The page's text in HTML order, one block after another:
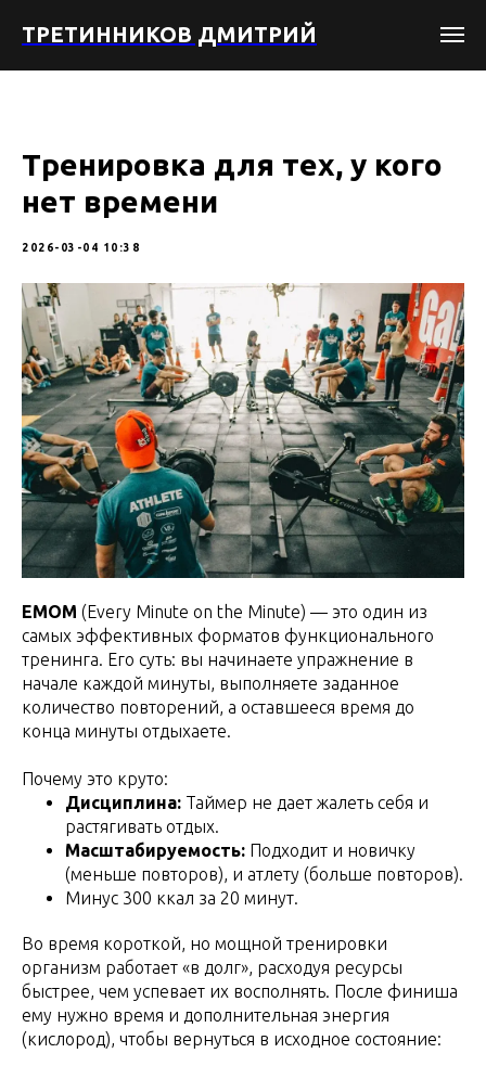
ТРЕТИННИКОВ ДМИТРИЙ
Тренировка для тех, у кого
нет времени
2026-03-04 10:38
EMOM (Every Minute on the Minute) — это один из
самых эффективных форматов функционального
тренинга. Его суть: вы начинаете упражнение в
начале каждой минуты, выполняете заданное
количество повторений, а оставшееся время до
конца минуты отдыхаете.
Почему это круто:
Дисциплина: Таймер не дает жалеть себя и
растягивать отдых.
Масштабируемость: Подходит и новичку
(меньше повторов), и атлету (больше повторов).
Минус 300 ккал за 20 минут.
Во время короткой, но мощной тренировки
организм работает «в долг», расходуя ресурсы
быстрее, чем успевает их восполнять. После финиша
ему нужно время и дополнительная энергия
(кислород), чтобы вернуться в исходное состояние: